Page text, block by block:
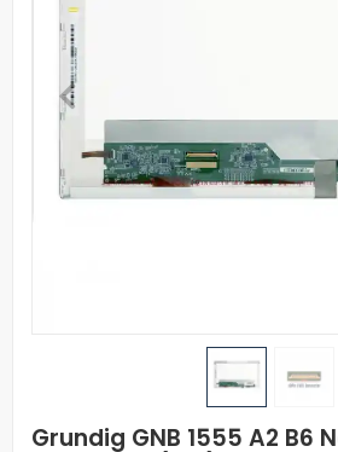
Grundig GNB 1555 A2 B6